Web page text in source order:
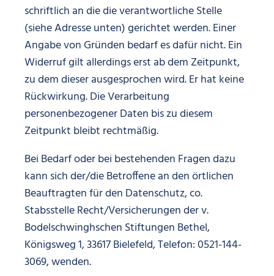
schriftlich an die die verantwortliche Stelle
(siehe Adresse unten) gerichtet werden. Einer
Angabe von Gründen bedarf es dafür nicht. Ein
Widerruf gilt allerdings erst ab dem Zeitpunkt,
zu dem dieser ausgesprochen wird. Er hat keine
Rückwirkung. Die Verarbeitung
personenbezogener Daten bis zu diesem
Zeitpunkt bleibt rechtmäßig.
Bei Bedarf oder bei bestehenden Fragen dazu
kann sich der/die Betroffene an den örtlichen
Beauftragten für den Datenschutz, co.
Stabsstelle Recht/Versicherungen der v.
Bodelschwinghschen Stiftungen Bethel,
Königsweg 1, 33617 Bielefeld, Telefon: 0521-144-
3069, wenden.